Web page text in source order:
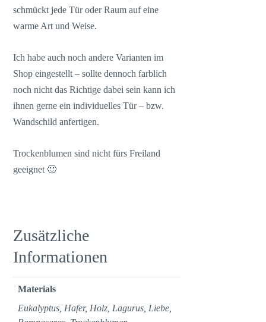
schmückt jede Tür oder Raum auf eine
warme Art und Weise.
Ich habe auch noch andere Varianten im
Shop eingestellt – sollte dennoch farblich
noch nicht das Richtige dabei sein kann ich
ihnen gerne ein individuelles Tür – bzw.
Wandschild anfertigen.
Trockenblumen sind nicht fürs Freiland
geeignet 🙂
Zusätzliche
Informationen
Materials
Eukalyptus, Hafer, Holz, Lagurus, Liebe,